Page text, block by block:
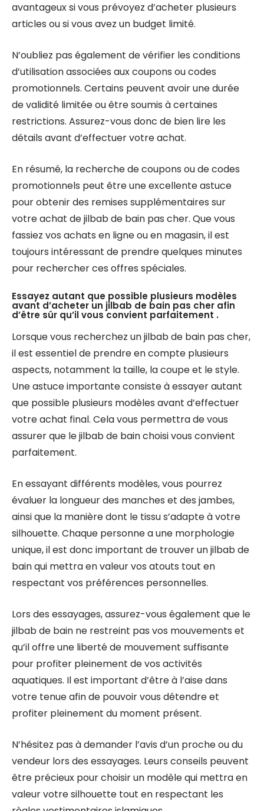
avantageux si vous prévoyez d’acheter plusieurs
articles ou si vous avez un budget limité.
N’oubliez pas également de vérifier les conditions
d’utilisation associées aux coupons ou codes
promotionnels. Certains peuvent avoir une durée
de validité limitée ou être soumis à certaines
restrictions. Assurez-vous donc de bien lire les
détails avant d’effectuer votre achat.
En résumé, la recherche de coupons ou de codes
promotionnels peut être une excellente astuce
pour obtenir des remises supplémentaires sur
votre achat de jilbab de bain pas cher. Que vous
fassiez vos achats en ligne ou en magasin, il est
toujours intéressant de prendre quelques minutes
pour rechercher ces offres spéciales.
Essayez autant que possible plusieurs modèles
avant d’acheter un jilbab de bain pas cher afin
d’être sûr qu’il vous convient parfaitement .
Lorsque vous recherchez un jilbab de bain pas cher,
il est essentiel de prendre en compte plusieurs
aspects, notamment la taille, la coupe et le style.
Une astuce importante consiste à essayer autant
que possible plusieurs modèles avant d’effectuer
votre achat final. Cela vous permettra de vous
assurer que le jilbab de bain choisi vous convient
parfaitement.
En essayant différents modèles, vous pourrez
évaluer la longueur des manches et des jambes,
ainsi que la manière dont le tissu s’adapte à votre
silhouette. Chaque personne a une morphologie
unique, il est donc important de trouver un jilbab de
bain qui mettra en valeur vos atouts tout en
respectant vos préférences personnelles.
Lors des essayages, assurez-vous également que le
jilbab de bain ne restreint pas vos mouvements et
qu’il offre une liberté de mouvement suffisante
pour profiter pleinement de vos activités
aquatiques. Il est important d’être à l’aise dans
votre tenue afin de pouvoir vous détendre et
profiter pleinement du moment présent.
N’hésitez pas à demander l’avis d’un proche ou du
vendeur lors des essayages. Leurs conseils peuvent
être précieux pour choisir un modèle qui mettra en
valeur votre silhouette tout en respectant les